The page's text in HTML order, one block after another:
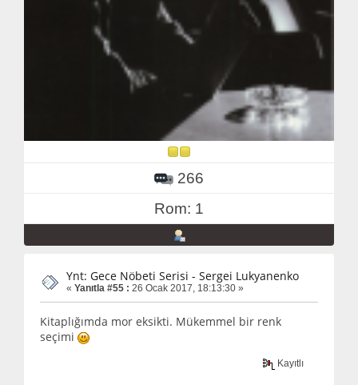
266
Rom: 1
Ynt: Gece Nöbeti Serisi - Sergei Lukyanenko
« Yanıtla #55 : 26 Ocak 2017, 18:13:30 »
Kitaplığımda mor eksikti. Mükemmel bir renk
seçimi
Kayıtlı